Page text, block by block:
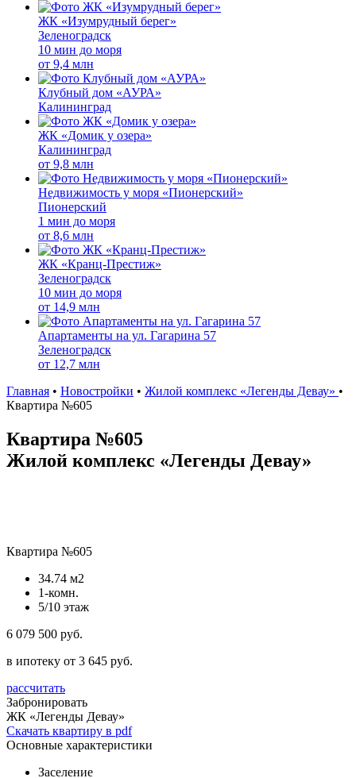
ЖК «Изумрудный берег»
Зеленоградск
10 мин до моря
от 9,4 млн
Клубный дом «АУРА»
Калининград
ЖК «Домик у озера»
Калининград
от 9,8 млн
Недвижимость у моря «Пионерский»
Пионерский
1 мин до моря
от 8,6 млн
ЖК «Кранц-Престиж»
Зеленоградск
10 мин до моря
от 14,9 млн
Апартаменты на ул. Гагарина 57
Зеленоградск
от 12,7 млн
Главная • Новостройки • Жилой комплекс «Легенды Девау» •
Квартира №605
Квартира №605
Жилой комплекс «Легенды Девау»
Квартира №605
34.74 м2
1-комн.
5/10 этаж
6 079 500 руб.
в ипотеку от 3 645 руб.
рассчитать
Забронировать
ЖК «Легенды Девау»
Скачать квартиру в pdf
Основные характеристики
Заселение